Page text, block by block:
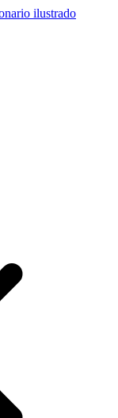
ilustrado